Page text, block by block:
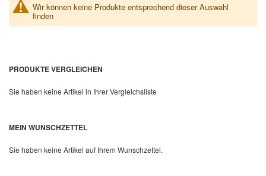
Wir können keine Produkte entsprechend dieser Auswahl
finden
PRODUKTE VERGLEICHEN
Sie haben keine Artikel in Ihrer Vergleichsliste
MEIN WUNSCHZETTEL
Sie haben keine Artikel auf Ihrem Wunschzettel.